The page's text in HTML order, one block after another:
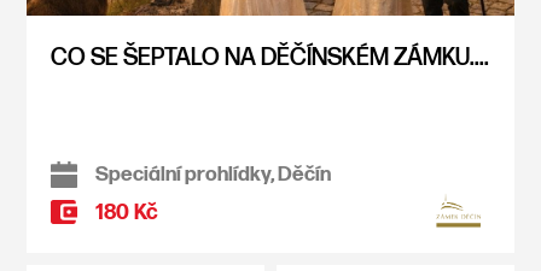
CO SE ŠEPTALO NA DĚČÍNSKÉM ZÁMKU....
Speciální prohlídky, Děčín
180 Kč